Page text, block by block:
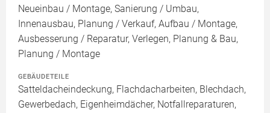
Neueinbau / Montage, Sanierung / Umbau,
Innenausbau, Planung / Verkauf, Aufbau / Montage,
Ausbesserung / Reparatur, Verlegen, Planung & Bau,
Planung / Montage
GEBÄUDETEILE
Satteldacheindeckung, Flachdacharbeiten, Blechdach,
Gewerbedach, Eigenheimdächer, Notfallreparaturen,